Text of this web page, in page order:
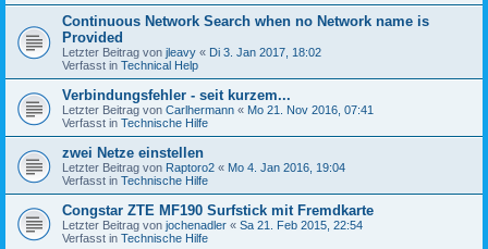
Continuous Network Search when no Network name is
Provided
Letzter Beitrag von jleavy « Di 3. Jan 2017, 18:02
Verfasst in Technical Help
Verbindungsfehler - seit kurzem...
Letzter Beitrag von Carlhermann « Mo 21. Nov 2016, 07:41
Verfasst in Technische Hilfe
zwei Netze einstellen
Letzter Beitrag von Raptoro2 « Mo 4. Jan 2016, 19:04
Verfasst in Technische Hilfe
Congstar ZTE MF190 Surfstick mit Fremdkarte
Letzter Beitrag von jochenadler « Sa 21. Feb 2015, 22:54
Verfasst in Technische Hilfe